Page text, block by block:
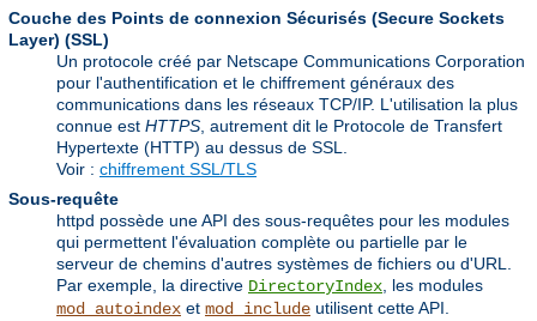
Couche des Points de connexion Sécurisés (Secure Sockets
Layer) (SSL)
Un protocole créé par Netscape Communications Corporation
pour l'authentification et le chiffrement généraux des
communications dans les réseaux TCP/IP. L'utilisation la plus
connue est HTTPS , autrement dit le Protocole de Transfert
Hypertexte (HTTP) au dessus de SSL.
Voir : chiffrement SSL/TLS
Sous-requête
httpd possède une API des sous-requêtes pour les modules
qui permettent l'évaluation complète ou partielle par le
serveur de chemins d'autres systèmes de fichiers ou d'URL.
Par exemple, la directive DirectoryIndex , les modules
mod_autoindex et mod_include utilisent cette API.